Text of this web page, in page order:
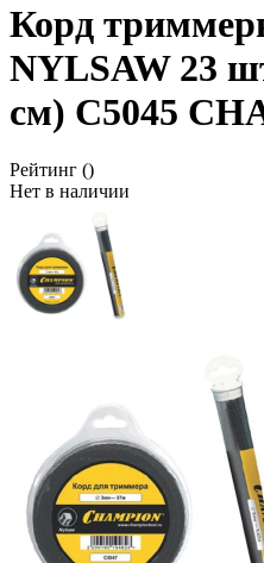
Корд
NYLSAW 23
см) C5045
Рейтинг ()
Нет в наличии